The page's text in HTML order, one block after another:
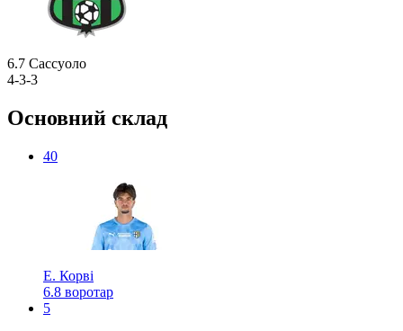
6.7 Сассуоло
4-3-3
Основний склад
40
Е. Корві
6.8 воротар
5